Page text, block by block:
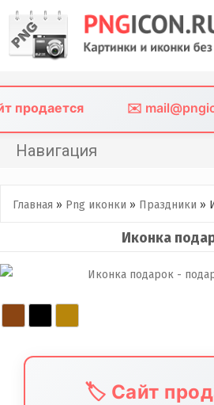
content
продается ✉️
Навигация
Png иконки
Фото без фона
Главная » Png иконки » Праздники »
Иконка
🏷️ Сайт